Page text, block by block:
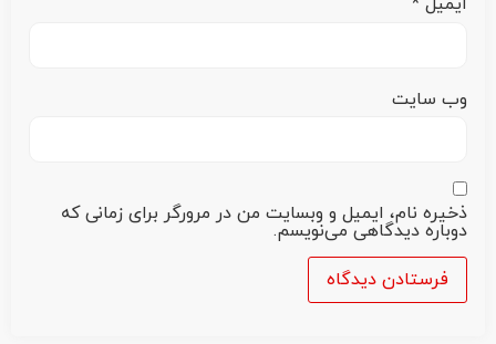
وب‌ سایت
ذخیره نام، ایمیل و وبسایت من در مرورگر برای زمانی که
دوباره دیدگاهی می‌نویسم.